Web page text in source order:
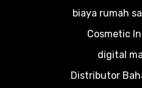
biaya rumah
Cosmetic
digital
Distributor